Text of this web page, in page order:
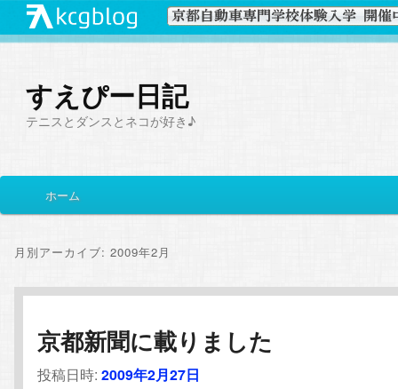
すえぴー日記
テニスとダンスとネコが好き♪
イ
メ
ン
コ
ン
サ
コ
ン
テ
ホーム
月別アーカイブ:2009年2月
京都新聞に載りました
投稿日時:2009年2月27日